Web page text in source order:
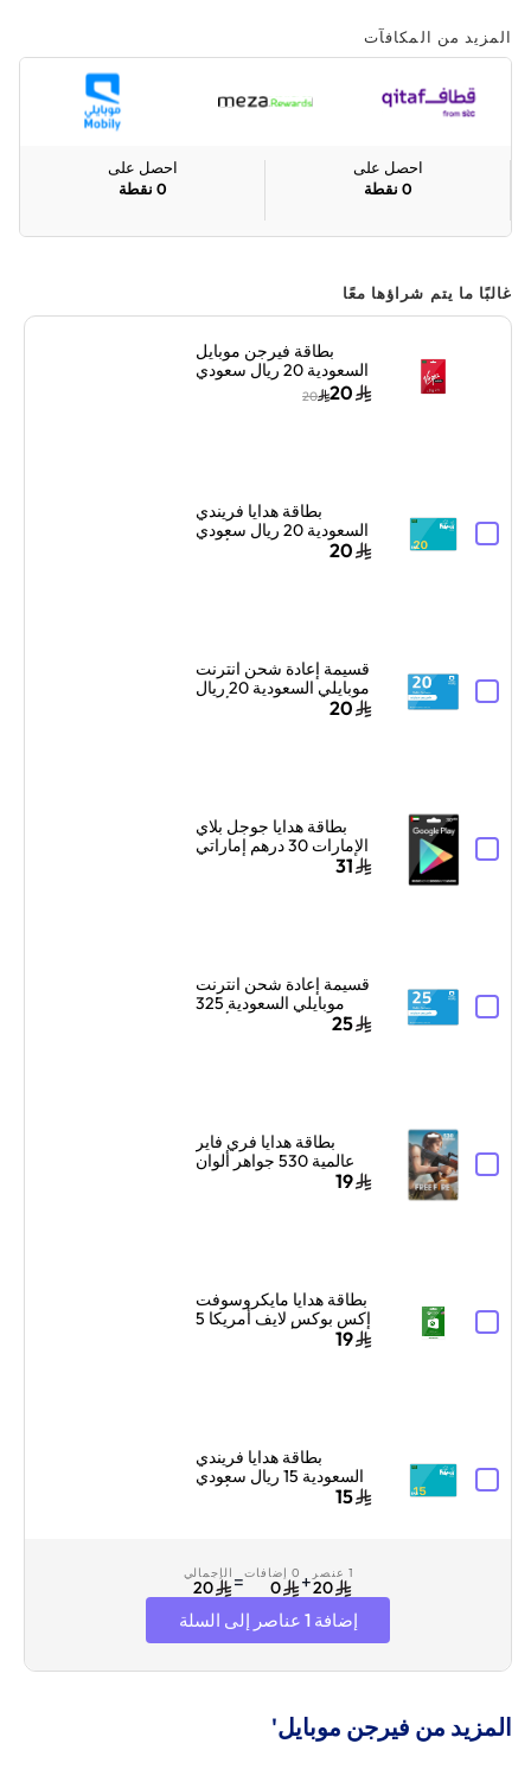
المزيد من المكافآت
احصل على
0 نقطة
احصل على
0 نقطة
غالبًا ما يتم شراؤها معًا
بطاقة فيرجن موبايل
السعودية 20 ريال سعودي
إرسال الرمز الرقمي
بالبريد الإلكتروني أحمر/
20
20
بطاقة هدايا فريندي
السعودية 20 ريال سعودي
20
قسيمة إعادة شحن انترنت
موبايلي السعودية 20 ريال
20
بطاقة هدايا جوجل بلاي
الإمارات 30 درهم إماراتي
31
قسيمة إعادة شحن انترنت
موبايلي السعودية 325
25
بطاقة هدايا فري فاير
عالمية 530 جواهر ألوان
19
بطاقة هدايا مايكروسوفت
إكس بوكس لايف أمريكا 5
19
بطاقة هدايا فريندي
السعودية 15 ريال سعودي
15
1 عنصر
20
+ 0 إضافات
0
= الإجمالي
20
إضافة 1 عناصر إلى السلة
المزيد من فيرجن موبايل'